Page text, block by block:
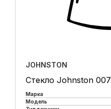
JOHNSTON
Стекло Johnston 007
Марка
Модель